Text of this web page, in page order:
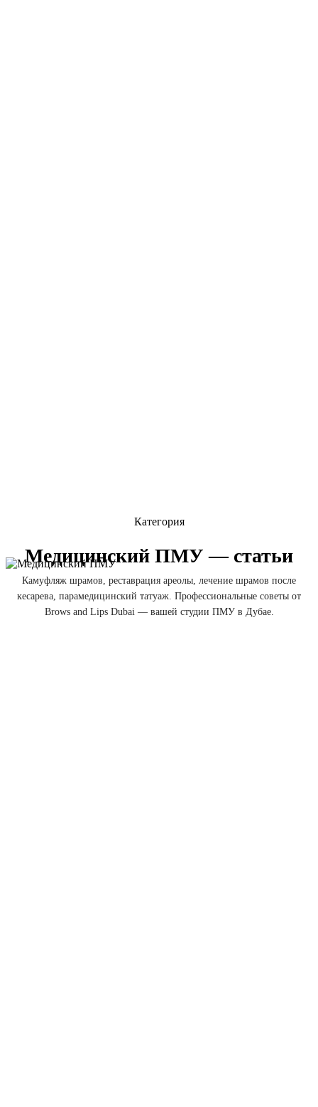
Категория
Медицинский ПМУ — статьи
Камуфляж шрамов, реставрация ареолы, лечение шрамов после
кесарева, парамедицинский татуаж. Профессиональные советы от
Brows and Lips Dubai — вашей студии ПМУ в Дубае.